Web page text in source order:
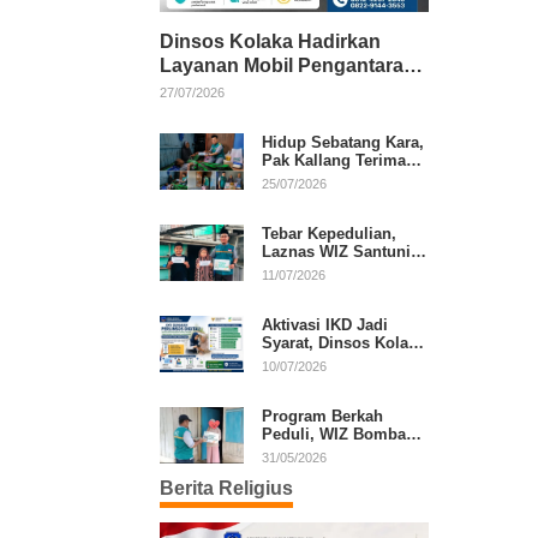
Dinsos Kolaka Hadirkan
Layanan Mobil Pengantaran
Gratis bagi Pasien Penerima
27/07/2026
Hidup Sebatang Kara,
Pak Kallang Terima
Bantuan dari Laznas
25/07/2026
Tebar Kepedulian,
Laznas WIZ Santuni
Anak Yatim dan
11/07/2026
Aktivasi IKD Jadi
Syarat, Dinsos Kolaka
Sosialisasikan
10/07/2026
Program Berkah
Peduli, WIZ Bombana
Bantu Lansia dan
31/05/2026
Berita Religius